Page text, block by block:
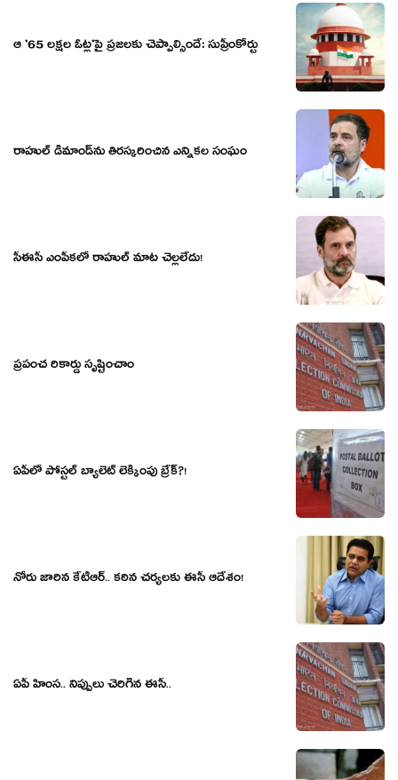
ఆ ’65 ల‌క్ష‌ల ఓట్ల’పై ప్ర‌జ‌ల‌కు చెప్పాల్సిందే: సుప్రీంకోర్టు
రాహుల్ డిమాండ్‌ను తిరస్కరించిన ఎన్నికల సంఘం
సీఈసీ ఎంపీకలో రాహుల్ మాట చెల్లలేదు!
ప్ర‌పంచ రికార్డు సృష్టించాం
ఏపీలో పోస్ట‌ల్ బ్యాలెట్ లెక్కింపు బ్రేక్‌?!
నోరు జారిన కేటీఆర్‌.. క‌ఠిన చ‌ర్య‌ల‌కు ఈసీ ఆదేశం!
ఏపీ హింస‌.. నిప్పులు చెరిగిన ఈసీ..